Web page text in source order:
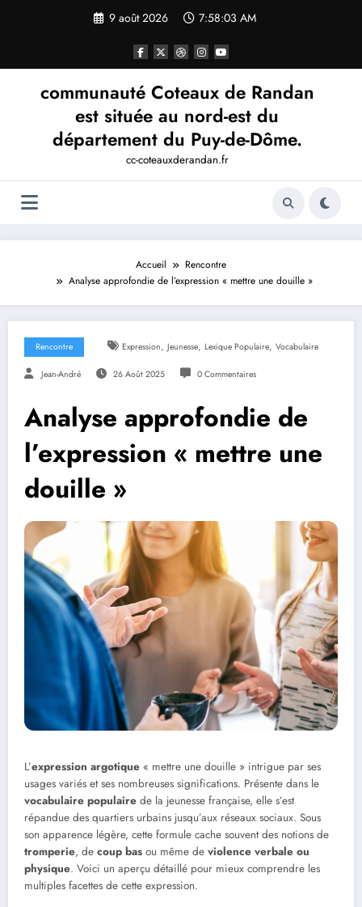
9 août 2026 7:58:04 AM
communauté Coteaux de Randan
est située au nord-est du
département du Puy-de-Dôme.
cc-coteauxderandan.fr
Accueil
Rencontre
Analyse approfondie de l’expression « mettre une douille »
Rencontre Expression, Jeunesse, Lexique Populaire, Vocabulaire
Jean-André 26 Août 2025 0 Commentaires
Analyse approfondie de
l’expression « mettre une
douille »
L’expression argotique « mettre une douille » intrigue par ses
usages variés et ses nombreuses significations. Présente dans le
vocabulaire populaire de la jeunesse française, elle s’est
répandue des quartiers urbains jusqu’aux réseaux sociaux. Sous
son apparence légère, cette formule cache souvent des notions de
tromperie, de coup bas ou même de violence verbale ou
physique. Voici un aperçu détaillé pour mieux comprendre les
multiples facettes de cette expression.